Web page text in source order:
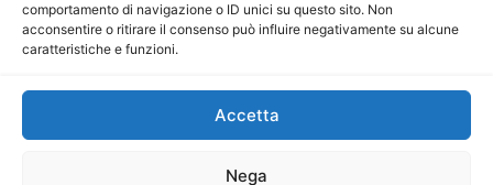
comportamento di navigazione o ID unici su questo sito. Non
acconsentire o ritirare il consenso può influire negativamente su alcune
caratteristiche e funzioni.
Accetta
Nega
Direttore Responsabile: Maria Calabrese
P.IVA: 06334930820
Mercurio Comunicazione Società Cooperativa a r.l. è
iscritta al Registro degli Operatori di Comunicazione al